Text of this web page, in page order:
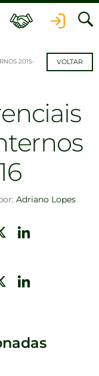
2015- VOLTAR
Adriano Lopes
X
X